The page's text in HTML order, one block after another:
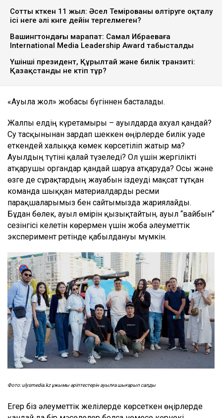
Сотты күткен 11 жыл: Әсел Темірованы өлтіруге оқталу
ісі неге әлі күнге дейін тергелмеген?
Вашингтондағы марапат: Самал Ибраеваға
International Media Leadership Award табысталды
Үшінші президент, Құрылтай және билік транзиті:
Қазақстанды не күтіп тұр?
«Ауылға жол» жобасы бүгіннен басталады.
Жалпы елдің күретамыры – ауылдарда ахуал қандай?
Су тасқынынан зардап шеккен өңірлерде билік уәде
еткендей халыққа көмек көрсетіліп жатыр ма?
Ауылдың түтіні қалай түзеледі? Ол үшін жергілікті
атқарушы органдар қандай шаруа атқаруда? Осы және
өзге де сұрақтардың жауабын іздеуді мақсат тұтқан
команда шыққан материалдарды ресми
парақшаларымыз бен сайтымызда жариялайды.
Бұдан бөлек, ауыл өмірін қызықтайтын, ауыл “вайбын”
сезінгісі келетін көрермен үшін жоба әлеуметтік
эксперимент ретінде қабылдануы мүмкін.
Фото: ulysmedia.kz ұжымы әріптестерін ауылға шығарып салды
Егер біз әлеуметтік желілерде көрсеткен өңірлерде